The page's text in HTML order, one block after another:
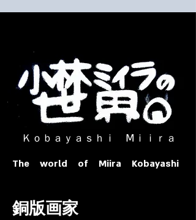
ｏｂａｙａｓｈｉ Ⅿｉｉｒａ​
The world of Miira Kobayashi
​銅版画家